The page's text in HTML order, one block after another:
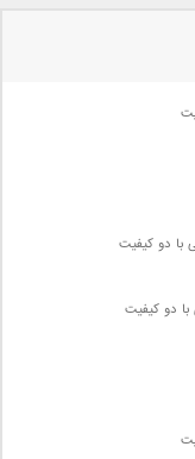
با دو کیفیت
دو کیفیت